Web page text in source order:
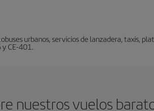
urbanos, servicios de lanzadera, taxis,
CE-401.
nuestros vuelos